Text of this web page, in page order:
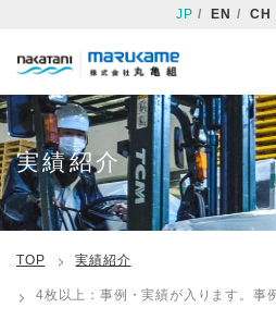
JP EN CH
実績紹介
TOP 実績紹介
4枚以上：事例・実績が入ります。事